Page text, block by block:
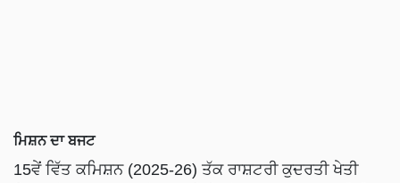
ਮਿਸ਼ਨ ਦਾ ਬਜਟ
15ਵੇਂ ਵਿੱਤ ਕਮਿਸ਼ਨ (2025-26) ਤੱਕ ਰਾਸ਼ਟਰੀ ਕੁਦਰਤੀ ਖੇਤੀ